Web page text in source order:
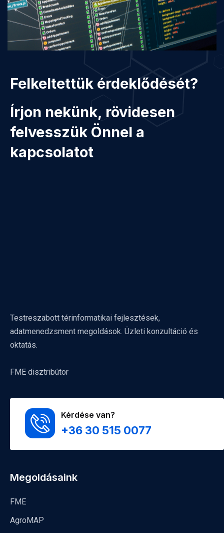
Felkeltettük érdeklődését?
Írjon nekünk, rövidesen
felvesszük Önnel a
kapcsolatot
Testreszabott térinformatikai fejlesztések,
adatmenedzsment megoldások. Üzleti konzultáció és
oktatás.
FME disztribútor
Kérdése van?
+36 30 515 0077
Megoldásaink
FME
AgroMAP